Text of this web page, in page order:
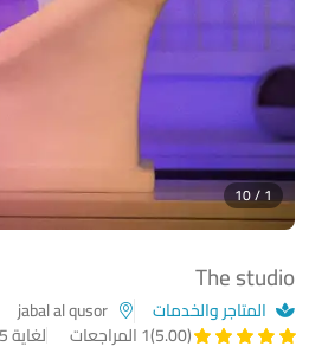
The studio
المتاجر والخدمات
(5.00)
1 المراجعات لغاية 15% تخفيض
1 / 10